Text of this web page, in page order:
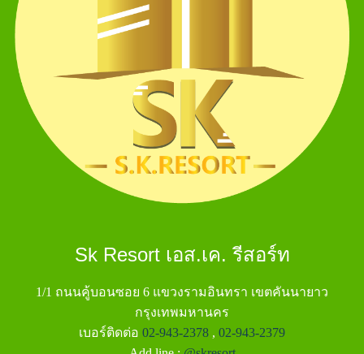
Sk Resort เอส.เค. รีสอร์ท
1/1 ถนนคู้บอนซอย 6 แขวงรามอินทรา เขตคันนายาว
กรุงเทพมหานคร
เบอร์ติดต่อ 02-943-2378 , 02-943-2379